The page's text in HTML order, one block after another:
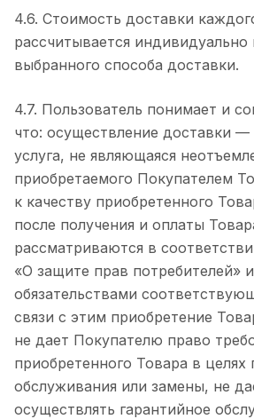
4.6. Стоимость доставки
рассчитывается индивидуально
выбранного способа доставки.
4.7. Пользователь понимает и
что: осуществление доставки —
услуга, не являющаяся
приобретаемого Покупателем
к качеству приобретенного
после получения и оплаты
рассматриваются в
«О защите прав потребителей»
обязательствами
связи с этим приобретение
не дает Покупателю право
приобретенного Товара в целях
обслуживания или замены, не
осуществлять гарантийное